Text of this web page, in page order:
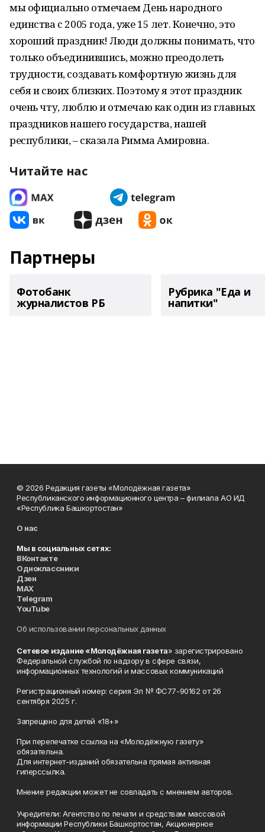
мы официально отмечаем День народного
единства с 2005 года, уже 15 лет. Конечно, это
хороший праздник! Люди должны понимать, что
только объединившись, можно преодолеть
трудности, создавать комфортную жизнь для
себя и своих близких. Поэтому я этот праздник
очень чту, люблю и отмечаю как один из главных
праздников нашего государства, нашей
республики, – сказала Римма Амировна.
Читайте нас
Партнеры
Фотобанк
журналистов РБ
Рубрика "Еда и
напитки"
© 2026 Редакция газеты «Молодёжная газета»
Республиканского информационного центра – филиала АО ИД
«Республика Башкортостан»
О нас
Мы в социальных сетях:
ВКонтакте
Одноклассники
Дзен
MAX
Telegram
YouTube
Об использовании персональных данных
Сетевое издание «Молодёжная газета» зарегистрировано
Федеральной службой по надзору в сфере связи,
информационных технологий и массовых коммуникаций
Регистрационный номер: серия Эл № ФС77-90162 от 26
сентября 2025 г.
Запрещено для детей «18+»
При перепечатке ссылка на «Молодёжную газету»
обязательна.
Для интернет-изданий обязательна прямая активная
гиперссылка.
Мнение редакции может не совпадать с мнением авторов.
Учредители: Агентство по печати и средствам массовой
информации Республики Башкортостан, Акционерное